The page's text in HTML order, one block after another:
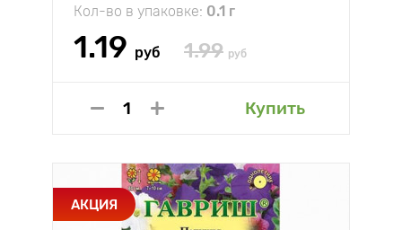
Кол-во в упаковке: 0.1 г
1.19 руб 1.99 руб
Купить
АКЦИЯ